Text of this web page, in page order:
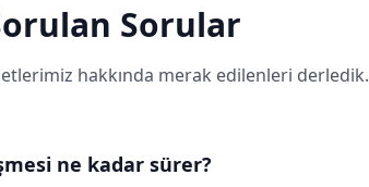
Sorular
hakkında merak edilenleri derledik.
ne kadar sürer?